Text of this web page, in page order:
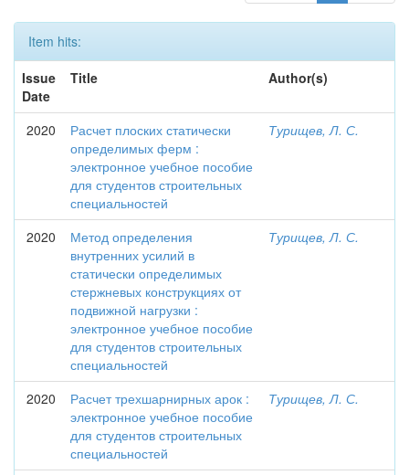
Item hits:
Issue
Date
Title Author(s)
2020
Расчет плоских статически
определимых ферм :
электронное учебное пособие
для студентов строительных
специальностей
Турищев, Л. С.
2020
Метод определения
внутренних усилий в
статически определимых
стержневых конструкциях от
подвижной нагрузки :
электронное учебное пособие
для студентов строительных
специальностей
Турищев, Л. С.
2020
Расчет трехшарнирных арок :
электронное учебное пособие
для студентов строительных
специальностей
Турищев, Л. С.